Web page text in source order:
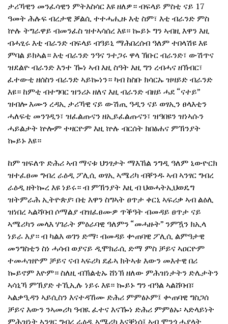
ታሪኻዊን መንፈሳዊን ምትእስሳር እዩ ዘለዎ። ብፍላይ ምስቲ ናይ 17
ዓመት ሕሉፍ ብረታዊ ቓልሲ ተተሓሒዙ እቲ ስም፣ እቲ ብራንድ ምስ
ኵሉ ትግራዋይ ብመንፈስ ዝተኣሳሰረ እዩ። ኰይኑ ግን ኣብዚ እዋን እዚ
ብሓፂሩ እቲ ብራንድ ብፍላይ ብዓይኒ ማሕበረሰብ ዓለም ተበላሽዩ እዩ
ምባል ይክኣል። እቲ ብራንድ ንዓና ንተጋሩ ዋላ ኽቡር ብራንድ፣ ውሽጥና
ዝደልዮ ብራንድ እንተ ዀነ ኣብ እዚ ስዓት እዚ ግን ረብሓና ዘኽብር፣
ፈተውቲ ዘሰስን ብራንድ ኣይኰነን። ካብ ከስቡ ክሳርኡ ዝዛይድ ብራንድ
እዩ። ከምቲ ብተግባር ዝንሪኦ ዘለና እዚ ብራንድ ብዘይ ሓደ “ናተይ”
ዝብሎ እሙን ረዳኢ ታሪኻዊ ናይ ውሽጢ ዓዲን ናይ ወፃኢን ፀላእቲን
ሓለፍቲ መንገዲን፣ ዝፈልጡናን ዘኢይፈልጡናን፣ ዝዓበዩን ዝነኣሱን
ሓይልታት ኵሎም ተዛርዮም እዚ ኵሉ ብርሰት ክበፅሐና ምኽንያት
ኰይኑ እዩ።
ከም ዝፍለጥ ድሕሪ ኣብ ማናቱ ህንፃታት ማእኸል ንግዲ ዓለም ኒውዮርክ
ዝተፈፀመ ግብረ ራዕዲ ፖሊሲ ወፃኢ ኣሜሪካ ብቐንዱ ኣብ ኣንፃር ግብረ
ራዕዲ ዘትኰረ እዩ ነይሩ። ብ ምኽንያት እዚ ብ ህወሓትኢህወዴግ
ዝትምራሕ ኢትዮጵያ፡ በቲ እዋን ስግኣት ፀጥታ ቀርኒ ኣፍሪቃ ኣብ ልዕሊ
ዝነበረ ኣልሻባብ ሶማልያ ብዝፈፀሙዎ ጥቕዓት ብመዳይ ፀጥታ ናይ
ኣሜሪካን መላእ ሃገራት ምዕራባዊ ዓለምን “መሓዙት” ንምዃን ክኢላ
ነይራ እያ። ብ ካልእ ወገን ድማ፡ ብመዳይ ቍጠባዊ ፖሊሲ ልምዓታዊ
መንግስቲን ስነ ሓሳብ ወያናይ ዲሞክራሲ ድማ ምስ ቻይና ኣዐርዮም
ተመሓዝዮም ቻይና ናብ ኣፍሪካ ደፊኣ ክትኣቱ እውን መእተዊ በሪ
ኰይኖም እዮም። ስለዚ ብኽልቲኡ ሸነኽ ዘለው ምሕዝነታትን ድሌታትን
ኣሳኒኻ ምኽያድ ተኺኢሉ ነይሩ እዩ። ኰይኑ ግን ብዓል ኣልሸባብ፣
ኣልቃዒዳን ኣይሲስን እናተዳኸሙ ድሕሪ ምምፅኦም፤ ቍጠባዊ ግስጋሰ
ቻይና እውን ንኣመሪካ ዓብዪ ፈተና እናዀነ ድሕሪ ምምፅኡ፡ ኣድላይነት
ምሕዝነት ኣንፃር ግብረ ራዕዲ ኣሜሪካ እናቐነሰ፤ ኣብ ሞንጎ ሓያላት